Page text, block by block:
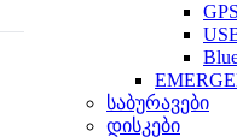
საბურავები
დისკები